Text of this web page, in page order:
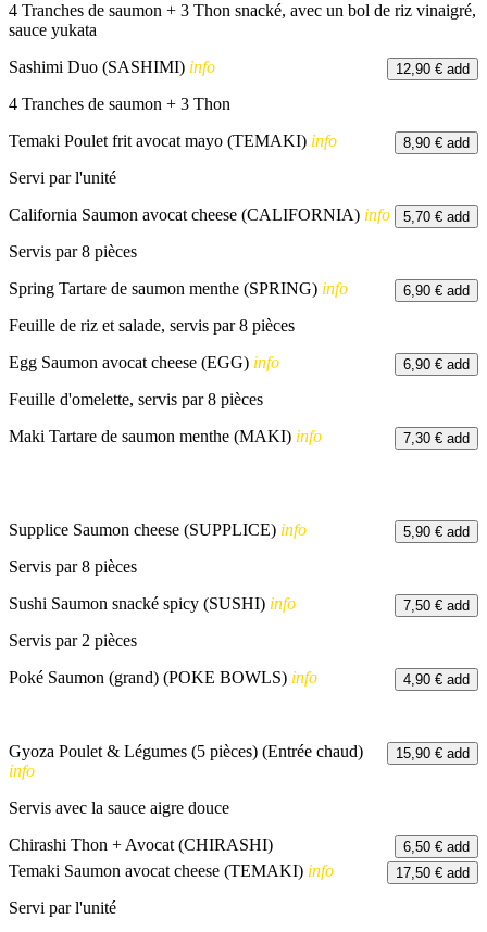
4 Tranches de saumon + 3 Thon snacké, avec un bol de riz vinaigré,
sauce yukata
12,90 € add
Sashimi Duo (SASHIMI) info
4 Tranches de saumon + 3 Thon
8,90 € add
Temaki Poulet frit avocat mayo (TEMAKI) info
Servi par l'unité
5,70 € add
California Saumon avocat cheese (CALIFORNIA) info
Servis par 8 pièces
6,90 € add
Spring Tartare de saumon menthe (SPRING) info
Feuille de riz et salade, servis par 8 pièces
6,90 € add
Egg Saumon avocat cheese (EGG) info
Feuille d'omelette, servis par 8 pièces
7,30 € add
Maki Tartare de saumon menthe (MAKI) info
5,90 € add
Supplice Saumon cheese (SUPPLICE) info
Servis par 8 pièces
7,50 € add
Sushi Saumon snacké spicy (SUSHI) info
Servis par 2 pièces
4,90 € add
Poké Saumon (grand) (POKE BOWLS) info
15,90 € add
Gyoza Poulet & Légumes (5 pièces) (Entrée chaud)
info
Servis avec la sauce aigre douce
6,50 € add
Chirashi Thon + Avocat (CHIRASHI)
17,50 € add
Temaki Saumon avocat cheese (TEMAKI) info
Servi par l'unité